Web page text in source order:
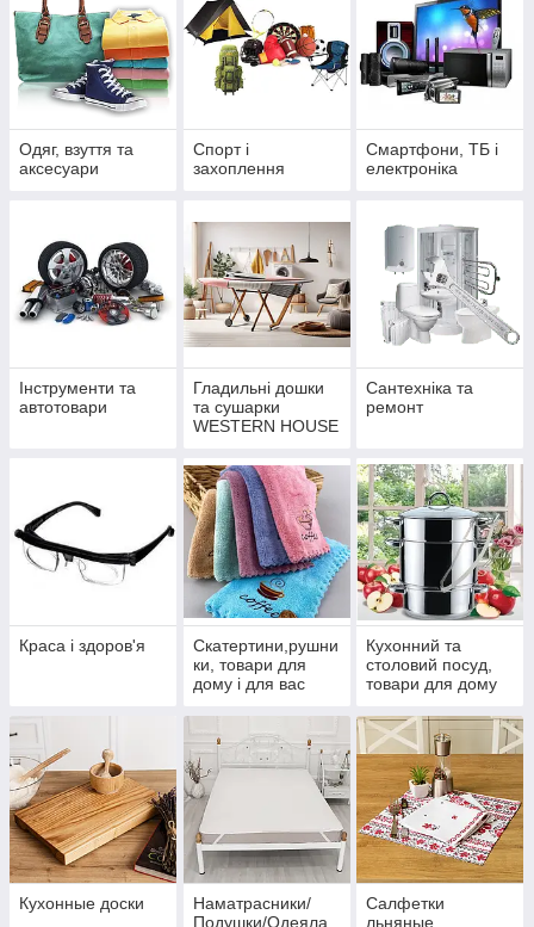
Одяг, взуття та
аксесуари
Спорт і
захоплення
Смартфони, ТБ і
електроніка
Інструменти та
автотовари
Гладильні дошки
та сушарки
WESTERN HOUSE
у кожному домі |
Еліт Ковка
Сантехніка та
ремонт
Краса і здоров'я
Скатертини,рушни
ки, товари для
дому і для вас
Кухонний та
столовий посуд,
товари для дому
Кухонные доски
Наматрасники/
Подушки/Одеяла
Салфетки
льняные